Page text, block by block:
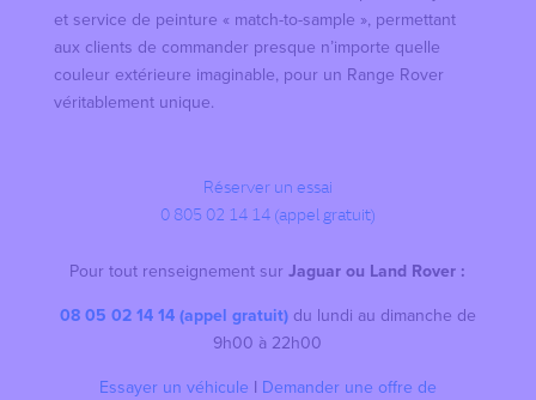
et service de peinture « match-to-sample », permettant
aux clients de commander presque n’importe quelle
couleur extérieure imaginable, pour un Range Rover
véritablement unique.
Réserver un essai
0 805 02 14 14 (appel gratuit)
Pour tout renseignement surJaguar ou Land Rover :
08 05 02 14 14 (appel gratuit)du lundi au dimanche de
9h00 à 22h00
Essayer un véhicule I Demander une offre de